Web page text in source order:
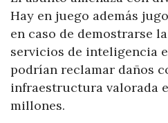
Hay en juego además
en caso de demostrarse
servicios de inteligencia
podrían reclamar daños
infraestructura valorada
millones.